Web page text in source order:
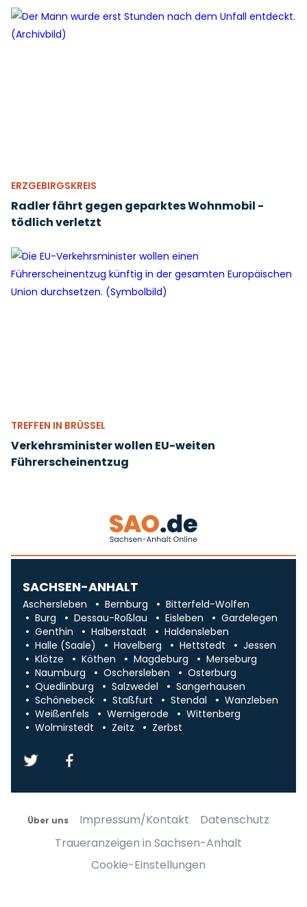
ERZGEBIRGSKREIS
Radler fährt gegen geparktes Wohnmobil -
tödlich verletzt
TREFFEN IN BRÜSSEL
Verkehrsminister wollen EU-weiten
Führerscheinentzug
SACHSEN-ANHALT
Aschersleben Bernburg
Bitterfeld-Wolfen
Burg
Dessau-Roßlau Eisleben
Gardelegen
Genthin
Halberstadt
Haldensleben
Halle (Saale)
Havelberg Hettstedt
Jessen
Klötze
Köthen Magdeburg
Merseburg
Naumburg
Oschersleben
Osterburg
Quedlinburg
Salzwedel
Sangerhausen
Schönebeck
Staßfurt Stendal
Wanzleben
Weißenfels
Wernigerode
Wittenberg
Wolmirstedt
Zeitz Zerbst
Über uns Impressum/Kontakt
Datenschutz
Traueranzeigen in Sachsen-Anhalt
Cookie-Einstellungen